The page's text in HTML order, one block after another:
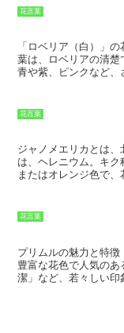
親の病状は悪化の一途
に咲く君子蘭の花を見
思わず心を奪われま
た。すると、母親は
日から、母親の病状
は、君子蘭の花に感謝
花言葉
「ロベリア（白）」
葉は、ロベリアの清楚
青や紫、ピンクなど、
から、「奥ゆかしい
す。「奥ゆかしい態度
の
てきた美徳の一つで
「ロベリア（白）」
本人の美徳を象徴する
花言葉
ジャノメエリカとは
は、ヘレニウム。キ
またはオレンジ色で
良い土壌で、適度な湿
に緩効性肥料を施しま
株分けや種まきで増
は、「博愛」です。こ
多くの人々が愛する様
として、古くから人々
花言葉
プリムルの魅力と特徴
豊富な花色で人気の
潔」など、若々しい印